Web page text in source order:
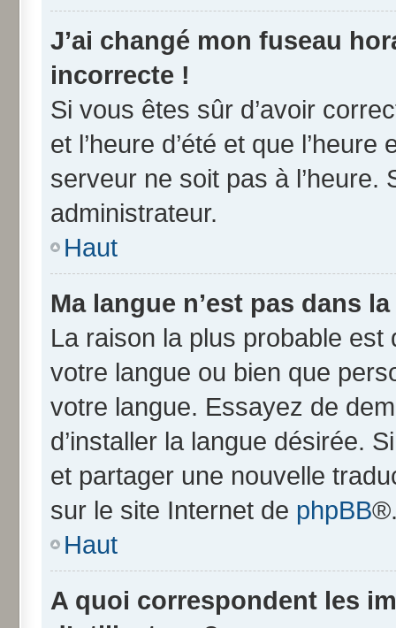
J’ai changé mon fuseau
incorrecte !
Si vous êtes sûr d’avoir
et l’heure d’été et que
serveur ne soit pas à l’heure.
administrateur.
Haut
Ma langue n’est pas dans
La raison la plus probable est
votre langue ou bien que
votre langue. Essayez de
d’installer la langue désirée.
et partager une nouvelle
sur le site Internet de phpBB
Haut
A quoi correspondent les